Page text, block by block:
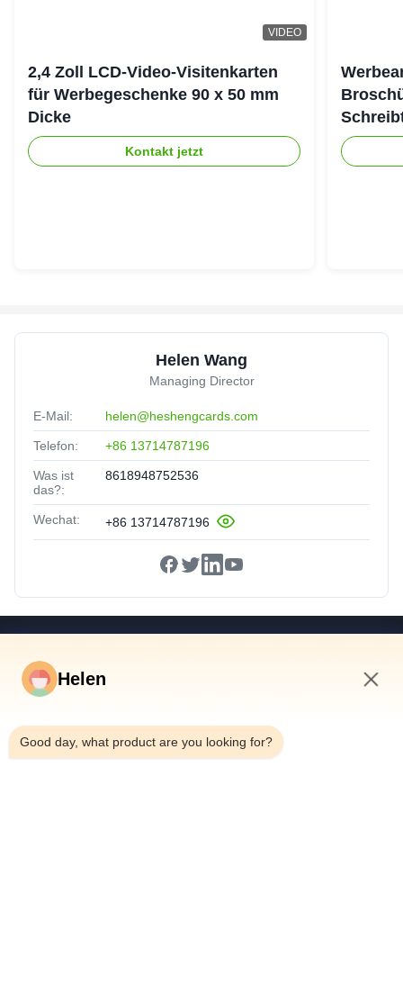
VIDEO
2,4 Zoll LCD-Video-Visitenkarten
für Werbegeschenke 90 x 50 mm
Dicke
Kontakt jetzt
Helen Wang
Managing Director
E-Mail: helen@heshengcards.com
Telefon: +86 13714787196
Was ist
das?:
8618948752536
Wechat: +86 13714787196
Videos
Über Uns
Helen
Good day, what product are you looking for?